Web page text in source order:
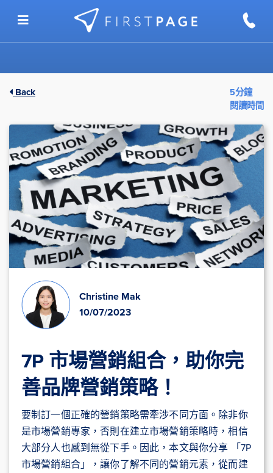
Back
5分鐘
閱讀時間
Christine Mak
10/07/2023
7P 市場營銷組合，助你完
善品牌營銷策略！
要制訂一個正確的營銷策略需牽涉不同方面。除非你
是市場營銷專家，否則在建立市場營銷策略時，相信
大部分人也感到無從下手。因此，本文與你分享 「7P
市場營銷組合」，讓你了解不同的營銷元素，從而建